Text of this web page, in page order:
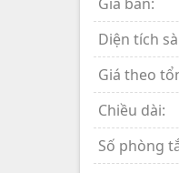
Diện tích
Giá theo
Chiều dài:
Số phòng